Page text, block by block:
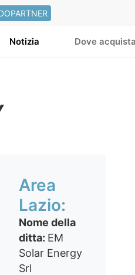
Notizia Dove
Area
Lazio:
Nome della
ditta: EM
Solar Energy
Srl